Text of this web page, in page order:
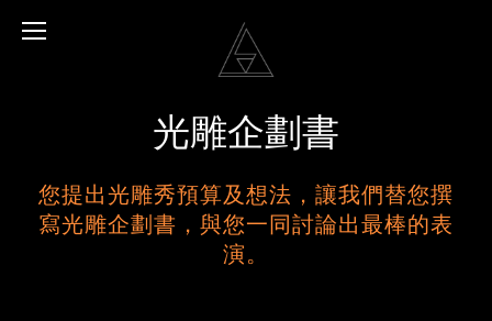
光雕企劃書
您提出光雕秀預算及想法，讓我們替您撰
寫光雕企劃書，與您一同討論出最棒的表
演。